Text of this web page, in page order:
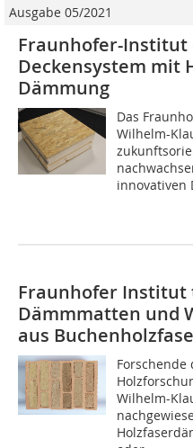
Ausgabe 05/2021
Fraunhofer-
Deckensystem mit
Dämmung
Das
Wilhelm-
innovativen
Fraunhofer
Dämmmatten und
aus
Wilhelm-